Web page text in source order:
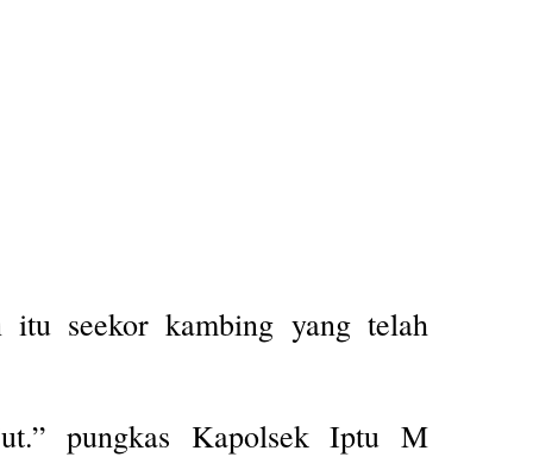
seekor kambing yang telah
pungkas Kapolsek Iptu M